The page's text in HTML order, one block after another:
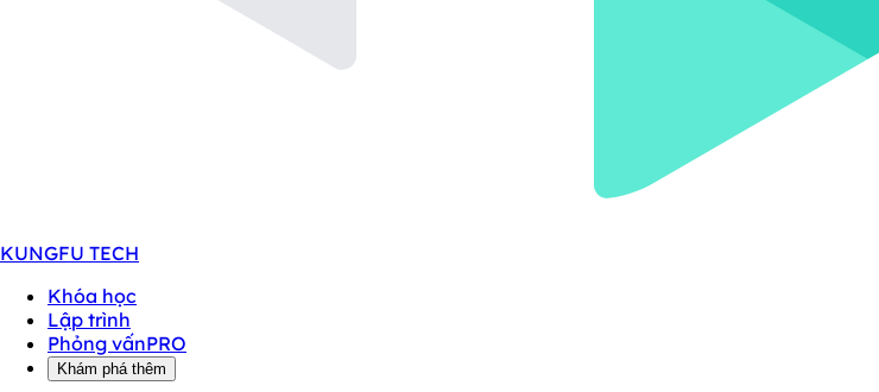
KUNGFU TECH
Khóa học
Lập trình
Phỏng vấnPRO
Khám phá thêm